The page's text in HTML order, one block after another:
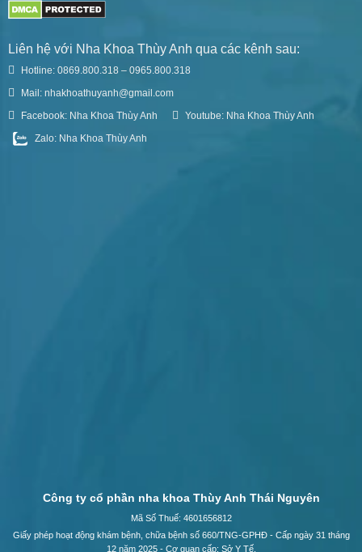
Liên hệ với Nha Khoa Thùy Anh qua các kênh sau:
Hotline: 0869.800.318 – 0965.800.318
Mail: nhakhoathuyanh@gmail.com
Facebook: Nha Khoa Thùy Anh
Youtube: Nha Khoa Thùy Anh
Zalo: Nha Khoa Thùy Anh
Công ty cổ phần nha khoa Thùy Anh Thái Nguyên
Mã Số Thuế: 4601656812
Giấy phép hoạt động khám bệnh, chữa bệnh số 660/TNG-GPHĐ - Cấp ngày 31 tháng
12 năm 2025 - Cơ quan cấp: Sở Y Tế.